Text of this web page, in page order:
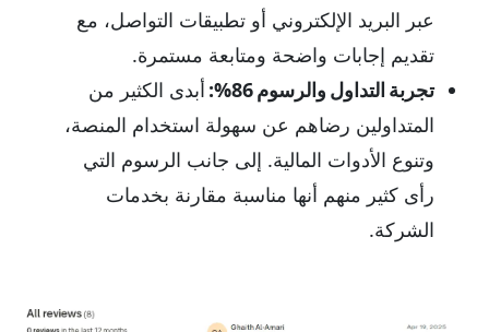
عبر البريد الإلكتروني أو تطبيقات التواصل، مع
تقديم إجابات واضحة ومتابعة مستمرة.
تجربة التداول والرسوم 86%:
أبدى الكثير من
المتداولين رضاهم عن سهولة استخدام المنصة،
وتنوع الأدوات المالية. إلى جانب الرسوم التي
رأى كثير منهم أنها مناسبة مقارنة بخدمات
الشركة.